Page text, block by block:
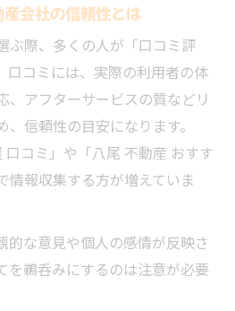
会社の信頼性とは
ぶ際、多くの人が「口コミ評
口コミには、実際の利用者の体
、アフターサービスの質などリ
信頼性の目安になります。
コミ」や「八尾 不動産 おすす
情報収集する方が増えていま
的な意見や個人の感情が反映さ
を鵜呑みにするのは注意が必要